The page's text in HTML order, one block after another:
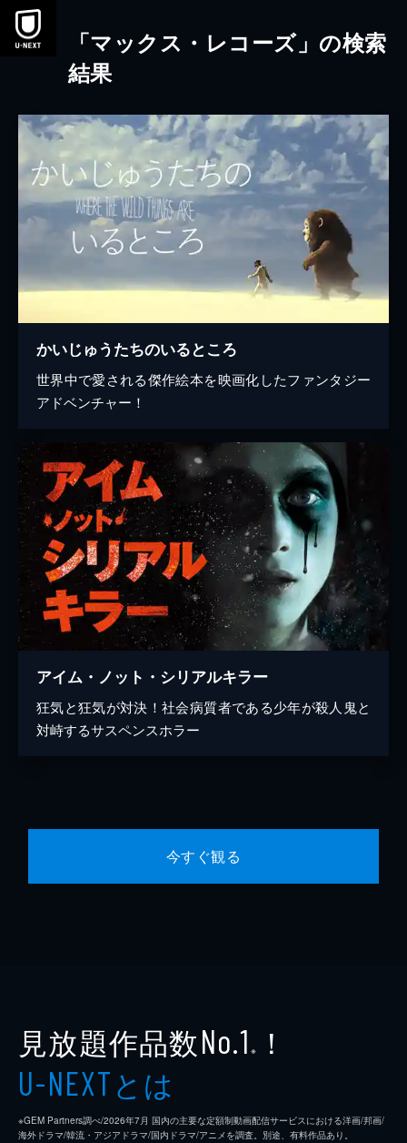
本文へスキップ
「マックス・レコーズ」の検索
結果
かいじゅうたちのいるところ
世界中で愛される傑作絵本を映画化したファンタジー
アドベンチャー！
アイム・ノット・シリアルキラー
狂気と狂気が対決！社会病質者である少年が殺人鬼と
対峙するサスペンスホラー
今すぐ観る
見放題作品数No.1 ※ ！
U-NEXTとは
※GEM Partners調べ/2026年7⽉ 国内の主要な定額制動画配信サービスにおける洋画/邦画/
海外ドラマ/韓流・アジアドラマ/国内ドラマ/アニメを調査。別途、有料作品あり。